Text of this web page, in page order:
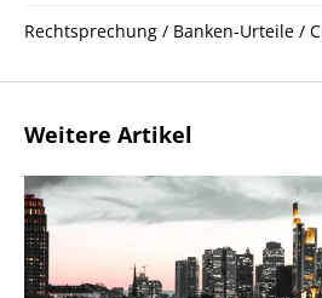
Rechtsprechung / Banken-Urteile /
Weitere Artikel